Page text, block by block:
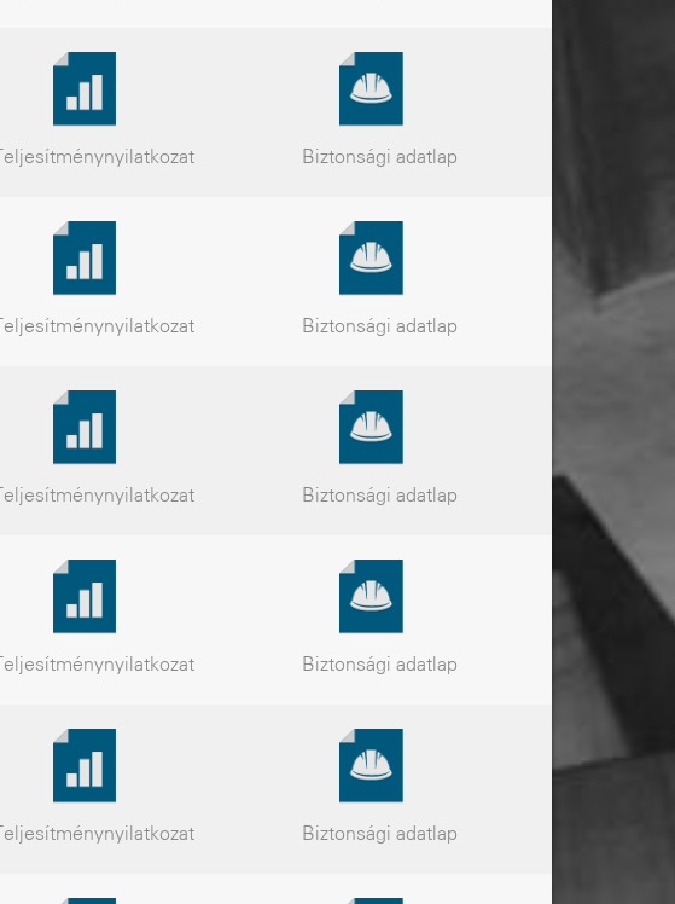
Teljesítménynyilatkozat Biztonsági adatlap
Teljesítménynyilatkozat Biztonsági adatlap
Teljesítménynyilatkozat Biztonsági adatlap
Teljesítménynyilatkozat Biztonsági adatlap
Teljesítménynyilatkozat Biztonsági adatlap